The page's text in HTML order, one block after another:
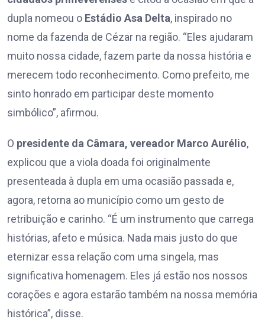
dupla nomeou o Estádio Asa Delta, inspirado no
nome da fazenda de Cézar na região. “Eles ajudaram
muito nossa cidade, fazem parte da nossa história e
merecem todo reconhecimento. Como prefeito, me
sinto honrado em participar deste momento
simbólico”, afirmou.
O presidente da Câmara, vereador Marco Aurélio,
explicou que a viola doada foi originalmente
presenteada à dupla em uma ocasião passada e,
agora, retorna ao município como um gesto de
retribuição e carinho. “É um instrumento que carrega
histórias, afeto e música. Nada mais justo do que
eternizar essa relação com uma singela, mas
significativa homenagem. Eles já estão nos nossos
corações e agora estarão também na nossa memória
histórica”, disse.